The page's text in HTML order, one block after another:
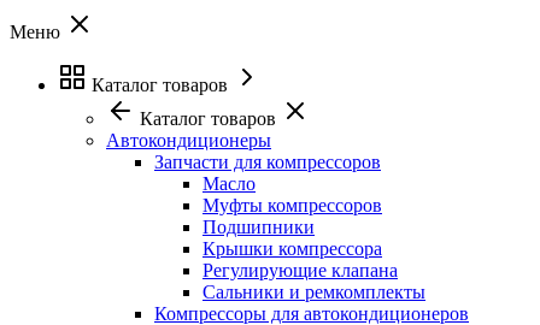
Меню
Каталог товаров
Каталог товаров
Автокондиционеры
Запчасти для компрессоров
Масло
Муфты компрессоров
Подшипники
Крышки компрессора
Регулирующие клапана
Сальники и ремкомплекты
Компрессоры для автокондиционеров